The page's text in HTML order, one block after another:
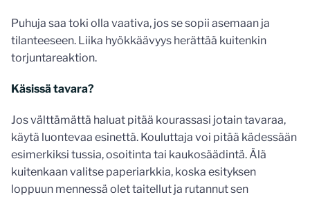
Puhuja saa toki olla vaativa, jos se sopii asemaan ja
tilanteeseen. Liika hyökkäävyys herättää kuitenkin
torjuntareaktion.
Käsissä tavara?
Jos välttämättä haluat pitää kourassasi jotain tavaraa,
käytä luontevaa esinettä. Kouluttaja voi pitää kädessään
esimerkiksi tussia, osoitinta tai kaukosäädintä. Älä
kuitenkaan valitse paperiarkkia, koska esityksen
loppuun mennessä olet taitellut ja rutannut sen